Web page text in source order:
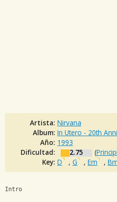
Artista: Nirvana
Album: In Utero - 20th
Año: 1993
Dificultad:
2.75 (
Key: D , G , Em ,
Intro